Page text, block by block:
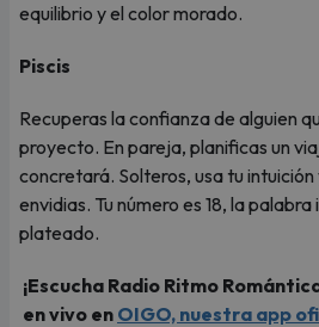
equilibrio y el color morado.
Piscis
Recuperas la confianza de alguien
proyecto. En pareja, planificas un
concretará. Solteros, usa tu
envidias. Tu número es 18, la
plateado.
¡Escucha Radio Ritmo
en vivo en OIGO, nuestra app